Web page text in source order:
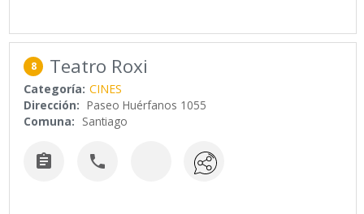
8 Teatro Roxi
Categoría: CINES
Dirección: Paseo Huérfanos 1055
Comuna: Santiago
 